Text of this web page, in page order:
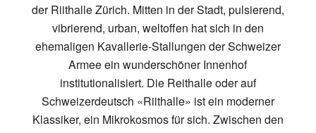
der Riithalle Zürich. Mitten in der Stadt, pulsierend,
vibrierend, urban, weltoffen hat sich in den
ehemaligen Kavallerie-Stallungen der Schweizer
Armee ein wunderschöner Innenhof
institutionalisiert. Die Reithalle oder auf
Schweizerdeutsch «Riithalle» ist ein moderner
Klassiker, ein Mikrokosmos für sich. Zwischen den